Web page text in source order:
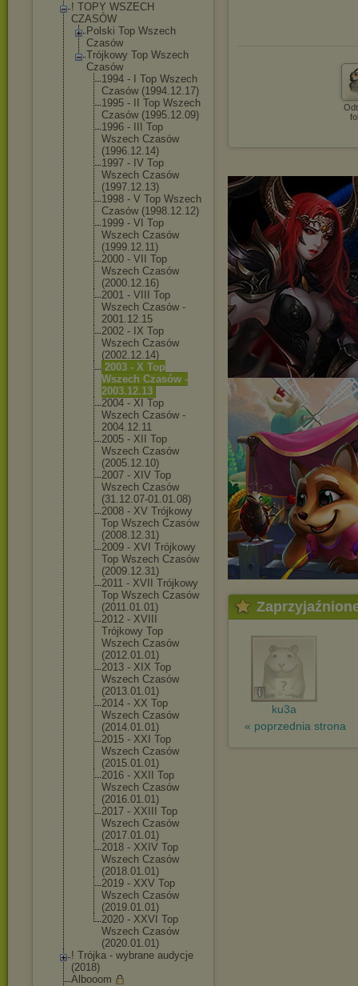
! TOPY WSZECH
CZASÓW
Polski Top Wszech
Czasów
Trójkowy Top Wszech
Czasów
1994 - I Top Wszech
Czasów (1994.12.17)
1995 - II Top Wszech
Czasów (1995.12.09)
1996 - III Top
Wszech Czasów
(1996.12.14)
1997 - IV Top
Wszech Czasów
(1997.12.13)
1998 - V Top Wszech
Czasów (1998.12.12)
1999 - VI Top
Wszech Czasów
(1999.12.11)
2000 - VII Top
Wszech Czasów
(2000.12.16)
2001 - VIII Top
Wszech Czasów -
2001.12.15
2002 - IX Top
Wszech Czasów
(2002.12.14)
2003 - X Top
Wszech Czasów -
2003.12.13
2004 - XI Top
Wszech Czasów -
2004.12.11
2005 - XII Top
Wszech Czasów
(2005.12.10)
2007 - XIV Top
Wszech Czasów
(31.12.07-01.01.08)
2008 - XV Trójkowy
Top Wszech Czasów
(2008.12.31)
2009 - XVI Trójkowy
Top Wszech Czasów
(2009.12.31)
2011 - XVII Trójkowy
Top Wszech Czasów
(2011.01.01)
2012 - XVIII
Trójkowy Top
Wszech Czasów
(2012.01.01)
2013 - XIX Top
Wszech Czasów
(2013.01.01)
2014 - XX Top
Wszech Czasów
(2014.01.01)
2015 - XXI Top
Wszech Czasów
(2015.01.01)
2016 - XXII Top
Wszech Czasów
(2016.01.01)
2017 - XXIII Top
Wszech Czasów
(2017.01.01)
2018 - XXIV Top
Wszech Czasów
(2018.01.01)
2019 - XXV Top
Wszech Czasów
(2019.01.01)
2020 - XXVI Top
Wszech Czasów
(2020.01.01)
! Trójka - wybrane audycje
(2018)
Albooom
ku3a
« poprzednia strona